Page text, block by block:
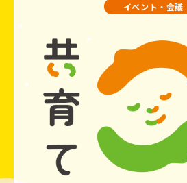
イベント・会議